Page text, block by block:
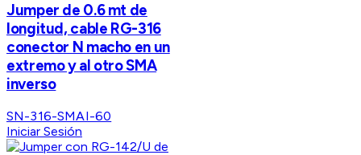
Jumper de 0.6 mt de
longitud, cable RG-316
conector N macho en un
extremo y al otro SMA
inverso
SN-316-SMAI-60
Iniciar Sesión